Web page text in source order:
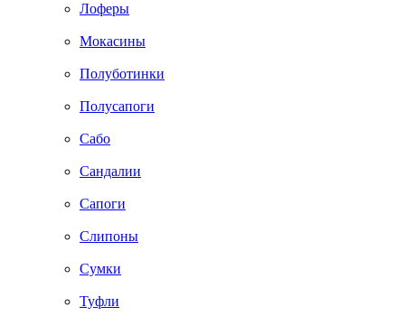
Лоферы
Мокасины
Полуботинки
Полусапоги
Сабо
Сандалии
Сапоги
Слипоны
Сумки
Туфли